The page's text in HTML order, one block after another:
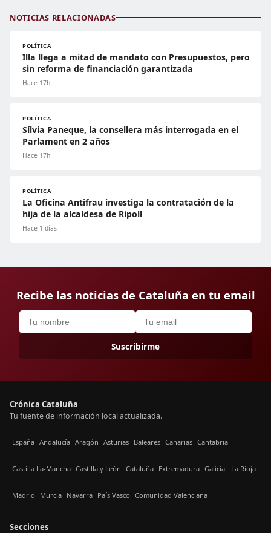
NOTICIAS RELACIONADAS
POLÍTICA
Illa llega a mitad de mandato con Presupuestos, pero
sin reforma de financiación garantizada
Hace 17h
POLÍTICA
Sílvia Paneque, la consellera más interrogada en el
Parlament en 2 años
Hace 17h
POLÍTICA
La Oficina Antifrau investiga la contratación de la
hija de la alcaldesa de Ripoll
Hace 1 días
Recibe las noticias de Cataluña en tu email
Suscribirme
Crónica Cataluña
Tu fuente de información local actualizada.
España Andalucía Aragón Asturias Baleares Canarias Cantabria
Castilla La-Mancha Castilla y León Cataluña Extremadura Galicia La Rioja
Madrid Murcia Navarra País Vasco Comunidad Valenciana
Secciones